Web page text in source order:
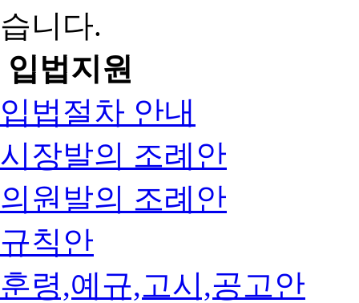
습니다.
입법지원
입법절차 안내
시장발의 조례안
의원발의 조례안
규칙안
훈령,예규,고시,공고안